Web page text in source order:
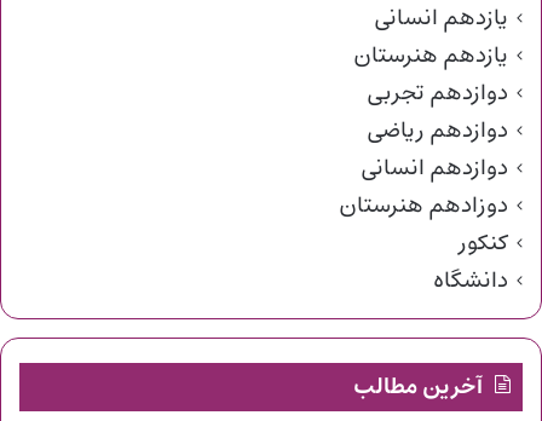
یازدهم انسانی
یازدهم هنرستان
دوازدهم تجربی
دوازدهم ریاضی
دوازدهم انسانی
دوزادهم هنرستان
کنکور
دانشگاه
آخرین مطالب